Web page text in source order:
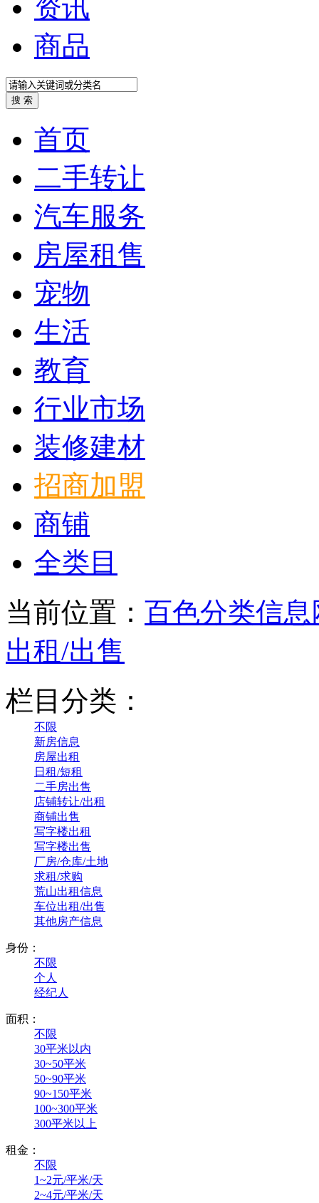
资讯
商品
首页
二手转让
汽车服务
房屋租售
宠物
生活
教育
行业市场
装修建材
招商加盟
商铺
全类目
当前位置： 百色分类信息
出租/出售
栏目分类：
不限
新房信息
房屋出租
日租/短租
二手房出售
店铺转让/出租
商铺出售
写字楼出租
写字楼出售
厂房/仓库/土地
求租/求购
荒山出租信息
车位出租/出售
其他房产信息
身份：
不限
个人
经纪人
面积：
不限
30平米以内
30~50平米
50~90平米
90~150平米
100~300平米
300平米以上
租金：
不限
1~2元/平米/天
2~4元/平米/天